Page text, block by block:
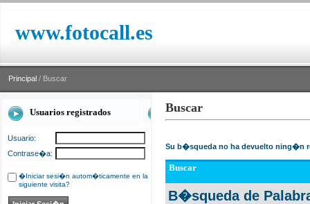
www.fotocall.es
Principal / Buscar
Usuarios registrados
Usuario:
Contrase�a:
�Iniciar sesi�n autom�ticamente en la
siguiente visita?
Buscar
Su b�squeda no ha devuelto ning�n
Buscar
B�squeda de